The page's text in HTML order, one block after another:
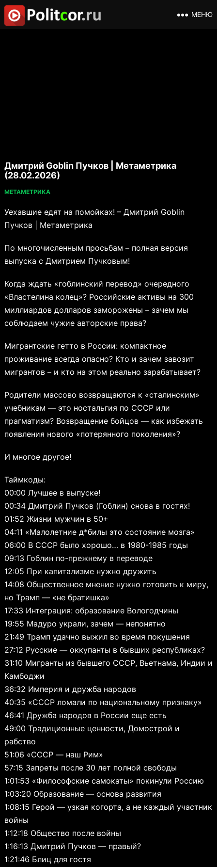
МЕНЮ
Дмитрий Goblin Пучков | Метаметрика
(28.02.2026)
МЕТАМЕТРИКА
Уехавшие едят на помойках! – Дмитрий Goblin
Пучков | Метаметрика
По многочисленным просьбам – полная версия
выпуска с Дмитрием Пучковым!
Когда ждать «гоблинский перевод» очередного
«Властелина колец»? Российские активы на 300
миллиардов долларов заморожены – зачем мы
соблюдаем чужие авторские права?
Мигрантские гетто в России: компактное
проживание всегда опасно? Кто и зачем завозит
мигрантов – и кто на этом реально зарабатывает?
Родители массово возвращаются к «сталинским»
учебникам — это ностальгия по СССР или
прагматизм? Возвращение бойцов — как избежать
появления нового «потерянного поколения»?
И многое другое!
Таймкоды:
00:00 Лучшее в выпуске!
00:34 Дмитрий Пучков (Гоблин) снова в гостях!
01:52 Жизни мужчин в 50+
04:11 «Малолетние д*билы это состояние мозга»
06:00 В СССР было хорошо… в 1980-1985 годы
09:13 Гоблин по-прежнему в переводе
12:05 При капитализме нужно дружить
14:08 Общественное мнение нужно готовить к миру,
но Трамп — «не братишка»
17:33 Интеграция: образование Вологодчины
19:55 Мадуро украли, зачем — непонятно
21:49 Трамп удачно выжил во время покушения
27:12 Русские — оккупанты в бывших республиках?
31:10 Мигранты из бывшего СССР, Вьетнама, Индии и
Камбоджи
36:32 Империя и дружба народов
40:35 «СССР ломали по национальному признаку»
46:41 Дружба народов в России еще есть
49:00 Традиционные ценности, Домострой и
рабство
51:06 «СССР — наш Рим»
57:15 Запреты после 30 лет полной свободы
1:01:53 «Философские самокаты» покинули Россию
1:03:20 Образование — основа развития
1:08:15 Герой — узкая когорта, а не каждый участник
войны
1:12:18 Общество после войны
1:16:13 Дмитрий Пучков — правый?
1:21:46 Блиц для гостя